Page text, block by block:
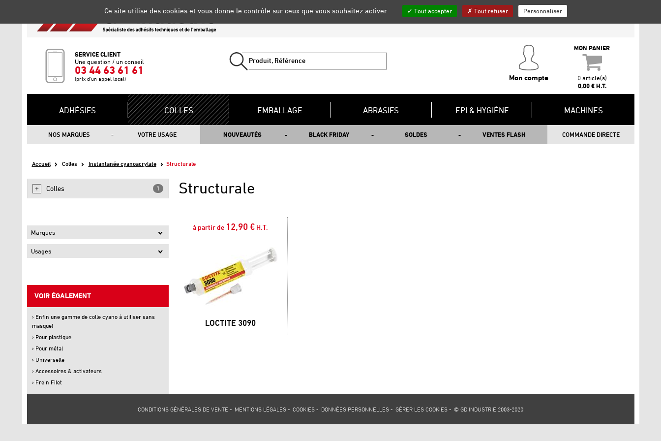
QUI SOMMES-NOUS ? INSCRIPTION NEWSLETTER
SERVICE CLIENT
Une question / un conseil
03 44 63 61 61
(prix d'un appel local) Mon compte
MON PANIER
0 article(s)
0,00 € H.T.
ADHÉSIFS COLLES EMBALLAGE ABRASIFS EPI & HYGIÈNE MACHINES
NOS MARQUES VOTRE USAGE NOUVEAUTÉS BLACK FRIDAY SOLDES VENTES FLASH COMMANDE DIRECTE
Accueil Colles Instantanée cyanoacrylate Structurale
Colles 1
Marques
Usages
VOIR ÉGALEMENT
› Enfin une gamme de colle cyano à utiliser sans
masque!
› Pour plastique
› Pour métal
› Universelle
› Accessoires & activateurs
› Frein Filet
Structurale
à partir de 12,90 € H.T.
LOCTITE 3090
CONDITIONS GÉNÉRALES DE VENTE - MENTIONS LÉGALES - COOKIES - DONNÉES PERSONNELLES - GÉRER LES COOKIES - © GD INDUSTRIE 2003-2020
Ce site utilise des cookies et vous donne le contrôle sur ceux que vous souhaitez activer Tout accepter Tout refuser Personnaliser